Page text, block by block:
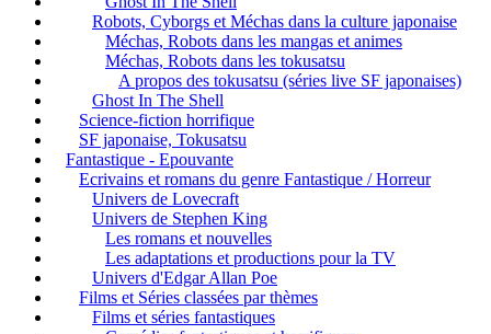
Robots, Cyborgs et Méchas dans la culture japonaise
Méchas, Robots dans les mangas et animes
Méchas, Robots dans les tokusatsu
A propos des tokusatsu (séries live SF japonaises)
Ghost In The Shell
Science-fiction horrifique
SF japonaise, Tokusatsu
Fantastique - Epouvante
Ecrivains et romans du genre Fantastique / Horreur
Univers de Lovecraft
Univers de Stephen King
Les romans et nouvelles
Les adaptations et productions pour la TV
Univers d'Edgar Allan Poe
Films et Séries classées par thèmes
Films et séries fantastiques